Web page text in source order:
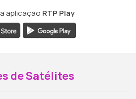
aplicação RTP Play
de Satélites